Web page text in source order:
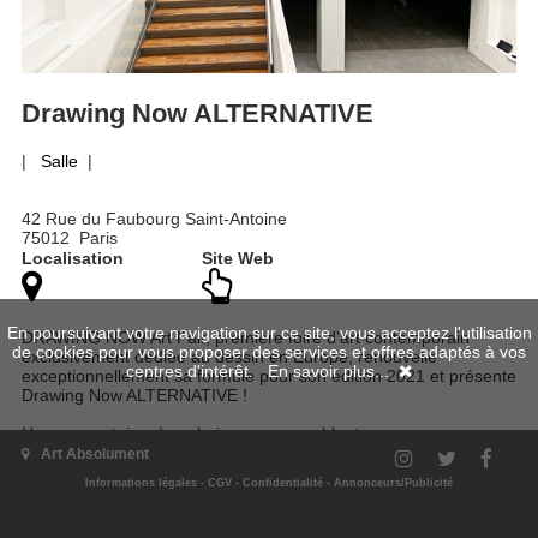
Drawing Now ALTERNATIVE
| Salle|
42 Rue du Faubourg Saint-Antoine
75012 Paris
Localisation
Site Web
DRAWING NOW Art Fair, première foire d’art contemporain
exclusivement dédiée au dessin en Europe, renouvelle
exceptionnellement sa formule pour son édition 2021 et présente
Drawing Now ALTERNATIVE !
Une quarantaine de galeries se rassemblent pour vous proposer
un événement alternatif au sein d’un ancien grand magasin au
Art Absolument
Informations légales - CGV - Confidentialité - Annonceurs/Publicité
En poursuivant votre navigation sur ce site, vous acceptez l'utilisation
de cookies pour vous proposer des services et offres adaptés à vos
centres d'intérêt.En savoir plus...